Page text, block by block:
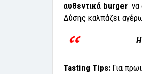
αυθεντικά burger να
Δύσης καλπάζει
Tasting Tips: Για